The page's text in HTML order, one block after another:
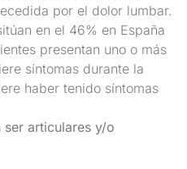
por el dolor lumbar.
en el 46% en España
presentan uno o más
síntomas durante la
haber tenido síntomas
ser articulares y/o